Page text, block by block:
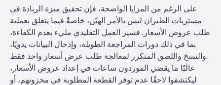
على الرغم من المزايا الواضحة، فإن تحقيق ميزة الريادة في
مشتريات الطيران ليس بالأمر الهيّن، خاصةً فيما يتعلق بعملية
طلب عروض الأسعار. فسير العمل التقليدي مليء بعدم الكفاءة،
بما في ذلك دورات المراجعة الطويلة، وإدخال البيانات يدويًا،
والنسخ واللصق المتكرر لمعالجة طلب عرض أسعار واحد فقط.
غالبًا ما يقضي الموردون ساعات في إعداد عروض الأسعار،
ليكتشفوا لاحقًا عدم توفر القطعة المطلوبة في مخزونهم، أو